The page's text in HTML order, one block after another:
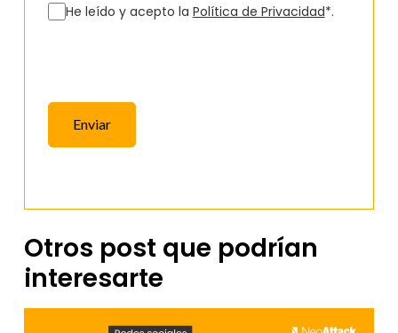
He leído y acepto la Política de Privacidad*.
Enviar
Otros post que podrían
interesarte